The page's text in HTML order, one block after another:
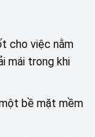
cho việc nằm
mái trong khi
bề mặt mềm